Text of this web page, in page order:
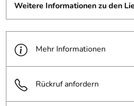
Weitere Informationen zu den
Mehr Informationen
Rückruf anfordern